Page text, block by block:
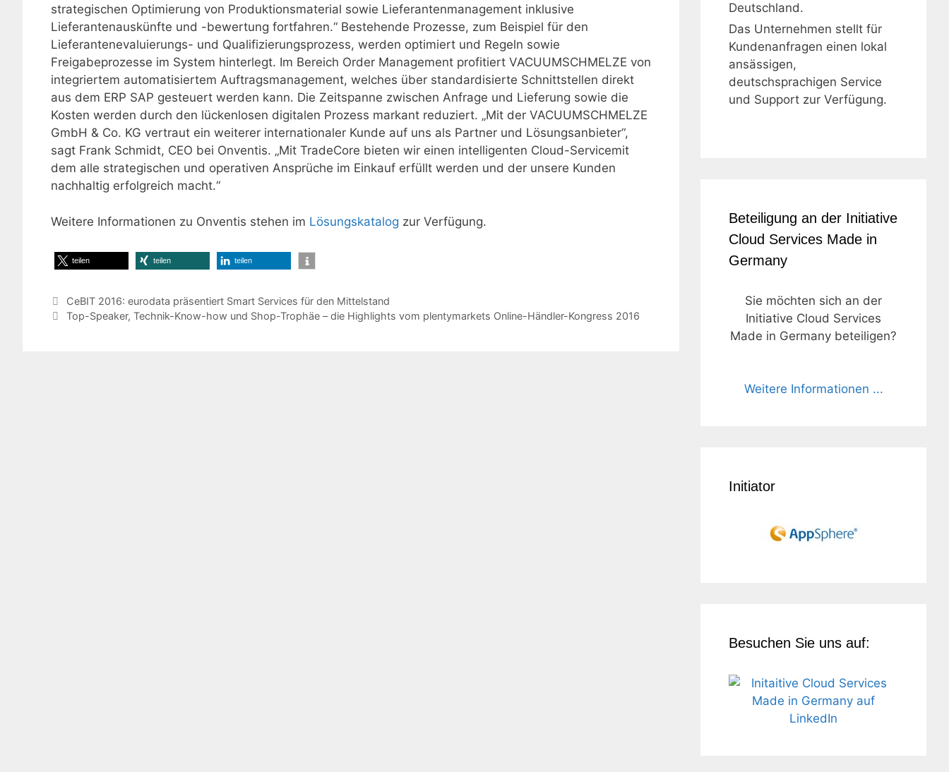
strategischen Optimierung von Produktionsmaterial sowie Lieferantenmanagement inklusive
Lieferantenauskünfte und -bewertung fortfahren.“ Bestehende Prozesse, zum Beispiel für den
Lieferantenevaluierungs- und Qualifizierungsprozess, werden optimiert und Regeln sowie
Freigabeprozesse im System hinterlegt. Im Bereich Order Management profitiert VACUUMSCHMELZE von
integriertem automatisiertem Auftragsmanagement, welches über standardisierte Schnittstellen direkt
aus dem ERP SAP gesteuert werden kann. Die Zeitspanne zwischen Anfrage und Lieferung sowie die
Kosten werden durch den lückenlosen digitalen Prozess markant reduziert. „Mit der VACUUMSCHMELZE
GmbH & Co. KG vertraut ein weiterer internationaler Kunde auf uns als Partner und Lösungsanbieter“,
sagt Frank Schmidt, CEO bei Onventis. „Mit TradeCore bieten wir einen intelligenten Cloud-Servicemit
dem alle strategischen und operativen Ansprüche im Einkauf erfüllt werden und der unsere Kunden
nachhaltig erfolgreich macht.“
Weitere Informationen zu Onventis stehen im Lösungskatalog zur Verfügung.
teilen teilen teilen
CeBIT 2016: eurodata präsentiert Smart Services für den Mittelstand
Top-Speaker, Technik-Know-how und Shop-Trophäe – die Highlights vom plentymarkets Online-Händler-Kongress 2016
Deutschland.
Das Unternehmen stellt für
Kundenanfragen einen lokal
ansässigen,
deutschsprachigen Service
und Support zur Verfügung.
Beteiligung an der Initiative
Cloud Services Made in
Germany
Sie möchten sich an der
Initiative Cloud Services
Made in Germany beteiligen?
Weitere Informationen ...
Initiator
Besuchen Sie uns auf: